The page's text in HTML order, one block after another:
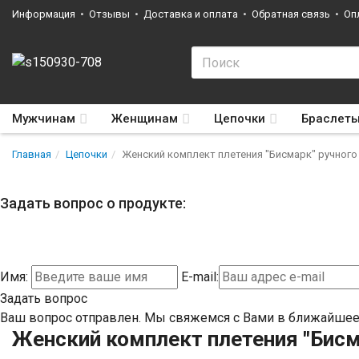
Информация Отзывы Доставка и оплата Обратная связь
Мужчинам Женщинам Цепочки
Главная Цепочки Женский комплект плетения "Бисмарк" ручного
Задать вопрос о продукте:
Имя:
E-mail:
Задать вопрос
Ваш вопрос отправлен. Мы свяжемся с Вами в
Женский комплект плетения